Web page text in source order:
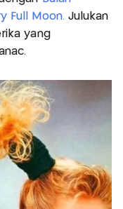
Full Moon. Julukan
yang